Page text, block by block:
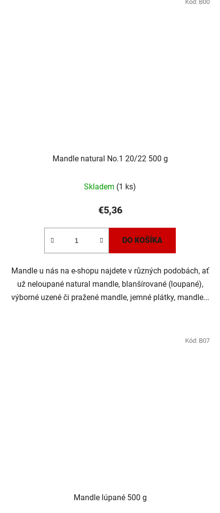
Mandle natural No.1 20/22 500 g
hodnotenie
produktu
je
hviezdičiek.
Skladem (1 ks)
€5,36
DO KOŠÍKA
Mandle u nás na e-shopu najdete v různých podobách, ať
už neloupané natural mandle, blanšírované (loupané),
výborné uzené či pražené mandle, jemné plátky, mandle...
Kód: B00
Mandle lúpané 500 g
Kód: B07